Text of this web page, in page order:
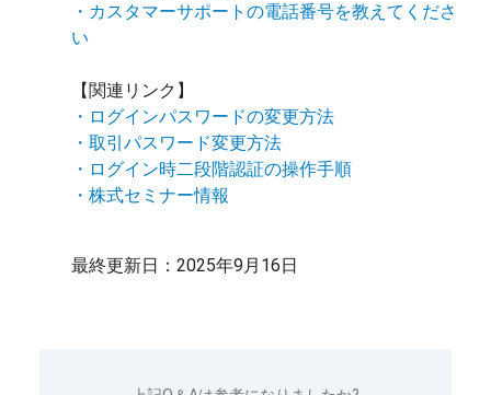
・カスタマーサポートの電話番号を教えてくださ
い
【関連リンク】
・ログインパスワードの変更方法
・取引パスワード変更方法
・ログイン時二段階認証の操作手順
・株式セミナー情報
最終更新日：2025年9月16日